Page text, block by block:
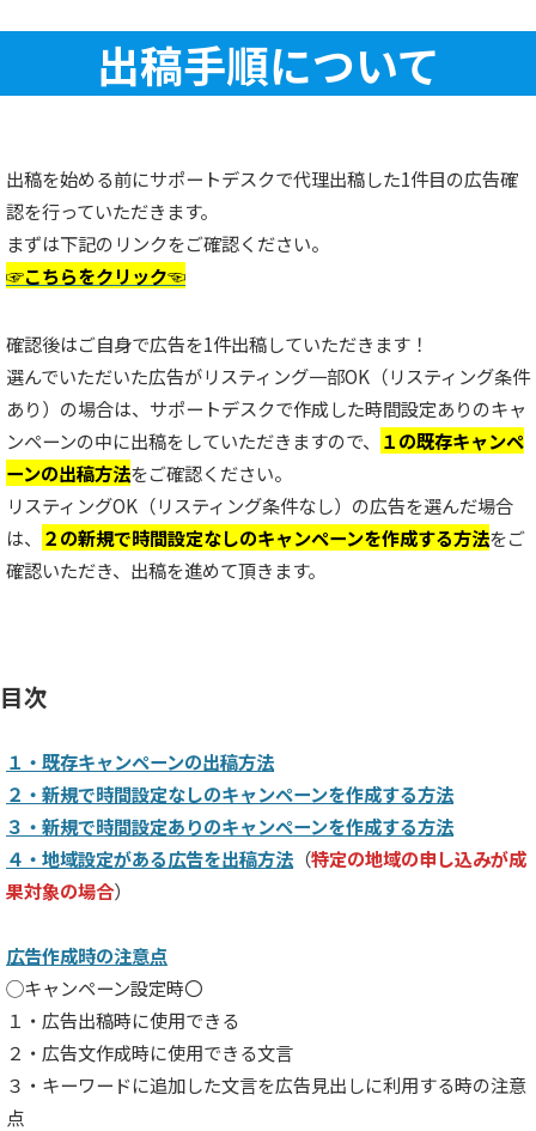
出稿手順について
出稿を始める前にサポートデスクで代理出稿した1件目の広告確
認を行っていただきます。
まずは下記のリンクをご確認ください。
☞こちらをクリック☜
確認後はご自身で広告を1件出稿していただきます！
選んでいただいた広告がリスティング一部OK（リスティング条件
あり）の場合は、サポートデスクで作成した時間設定ありのキャ
ンペーンの中に出稿をしていただきますので、
１の既存キャンペ
ーンの出稿方法をご確認ください。
リスティングOK（リスティング条件なし）の広告を選んだ場合
は、
２の新規で時間設定なしのキャンペーンを作成する方法をご
確認いただき、出稿を進めて頂きます。
目次
１・既存キャンペーンの出稿方法
２・新規で時間設定なしのキャンペーンを作成する方法
３・新規で時間設定ありのキャンペーンを作成する方法
４・地域設定がある広告を出稿方法 （特定の地域の申し込みが成
果対象の場合）
広告作成時の注意点
◯キャンペーン設定時〇
１・広告出稿時に使用できる
２・広告文作成時に使用できる文言
３・キーワードに追加した文言を広告見出しに利用する時の注意
点